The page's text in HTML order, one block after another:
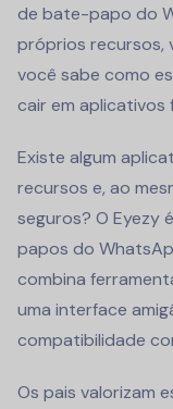
de bate-papo do
próprios recursos,
você sabe como
cair em aplicativos
Existe algum
recursos e, ao
seguros? O
papos do
combina
uma interface
compatibilidade
Os pais valorizam